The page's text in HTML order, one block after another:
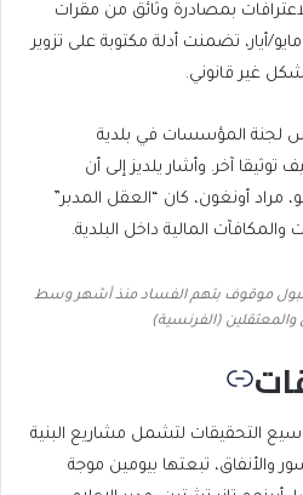
بمصادرة وثائق من مقرات
شركات بلدية، أُعلن عنها في 12 مايو/أيار، تضمنت أدلة مكتوبة على تزوير
غير قانوني.
لجنة المؤسسات في بلدية
أيار، لتضيف توثيقا آخر. وأشار يلديز إلى أن
مراد أونغون، كان “العقل المدبر”
المالية داخل البلدية.
موقوف بتهم الفساد منذ أشهر وسط
والمعتقلين (الفرنسية)
توسيع التحقيقات لتشمل مشاريع البنية
والأنفاق، تبعتها بيومين موجة